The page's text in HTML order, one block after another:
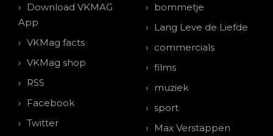
Download VKMAG
App
VKMag facts
VKMag shop
RSS
Facebook
Twitter
bommetje
Lang Leve de Liefde
commercials
films
muziek
sport
Max Verstappen